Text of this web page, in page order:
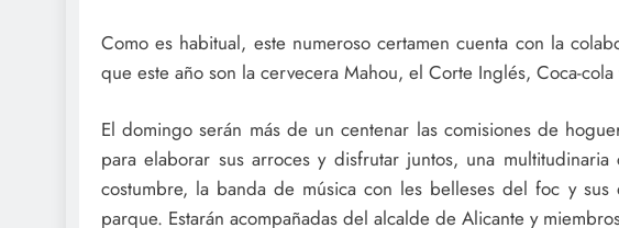
Como es habitual, este numeroso certamen cuenta con la
que este año son la cervecera Mahou, el Corte Inglés, Coca-
El domingo serán más de un centenar las comisiones de
para elaborar sus arroces y disfrutar juntos, una
costumbre, la banda de música con les belleses del foc y
parque. Estarán acompañadas del alcalde de Alicante y